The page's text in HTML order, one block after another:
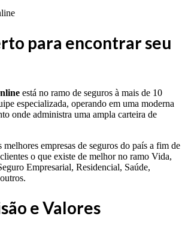
para encontrar seu
está no ramo de seguros à mais de 10
especializada, operando em uma moderna
onde administra uma ampla carteira de
melhores empresas de seguros do país a fim de
o que existe de melhor no ramo Vida,
Empresarial, Residencial, Saúde,
e Valores